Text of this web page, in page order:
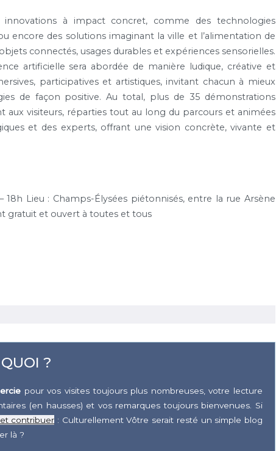
à impact concret, comme des technologies
encore des solutions imaginant la ville et l’alimentation de
connectés, usages durables et expériences sensorielles.
artificielle sera abordée de manière ludique, créative et
participatives et artistiques, invitant chacun à mieux
de façon positive. Au total, plus de 35 démonstrations
aux visiteurs, réparties tout au long du parcours et animées
et des experts, offrant une vision concrète, vivante et
18h Lieu : Champs-Élysées piétonnisés, entre la rue Arsène
gratuit et ouvert à toutes et tous
?
pour vos visites toujours plus nombreuses, votre lecture
(en hausses) et vos remarques toujours bienvenues. Si
contribuer : Culturellement Vôtre serait resté un simple blog
là ?